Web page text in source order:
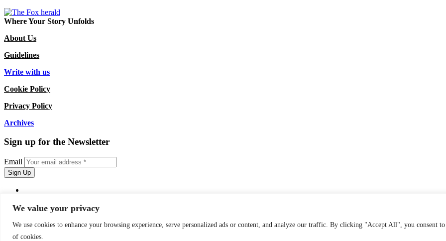
We value your privacy
We use cookies to enhance your browsing experience, serve personalized ads or content, and analyze our traffic. By clicking "Accept All", you consent to
of cookies.
Where Your Story Unfolds
About Us
Guidelines
Write with us
Cookie Policy
Privacy Policy
Archives
Sign up for the Newsletter
Email